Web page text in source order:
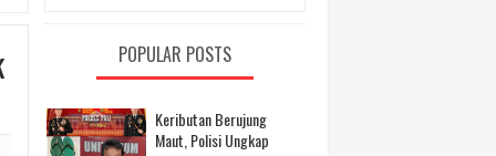
POPULAR POSTS
Keributan Berujung
Maut, Polisi Ungkap